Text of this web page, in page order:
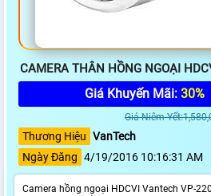
CAMERA THÂN HỒNG NGOẠI
Giá Khuyến Mãi: 30%
Giá Niêm
Thương Hiệu VanTech
Ngày Đăng 4/19/2016 10:16:31 AM
Camera hồng ngoại HDCVI Vantech VP-